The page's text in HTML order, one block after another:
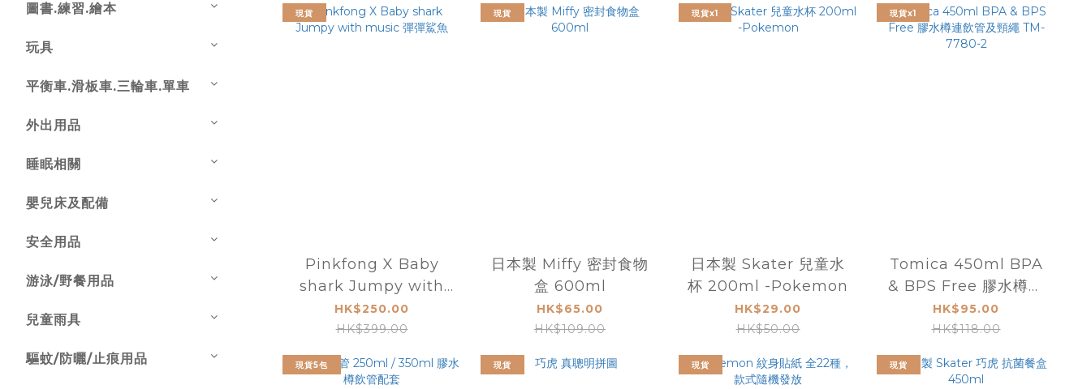
圖書.練習.繪本
玩具
平衡車.滑板車.三輪車.單車
外出用品
睡眠相關
嬰兒床及配備
安全用品
游泳/野餐用品
兒童雨具
驅蚊/防曬/止痕用品
現貨
Pinkfong X Baby
shark Jumpy with
music 彈彈鯊魚
HK$250.00
HK$399.00
現貨
日本製 Miffy 密封食物
盒 600ml
HK$65.00
HK$109.00
現貨x1
日本製 Skater 兒童水
杯 200ml -Pokemon
HK$29.00
HK$50.00
現貨x1
Tomica 450ml BPA
& BPS Free 膠水樽連
飲管及頸繩 TM-7780-
2
HK$95.00
HK$118.00
現貨5包 現貨 現貨 現貨